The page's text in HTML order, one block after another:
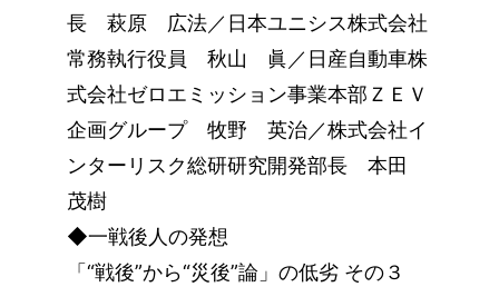
長 萩原 広法／日本ユニシス株式会社
常務執行役員 秋山 眞／日産自動車株
式会社ゼロエミッション事業本部ＺＥＶ
企画グループ 牧野 英治／株式会社イ
ンターリスク総研研究開発部長 本田
茂樹
◆一戦後人の発想
「“戦後”から“災後”論」の低劣 その３